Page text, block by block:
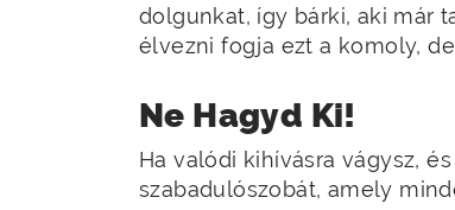
dolgunkat, így bárki, aki már
élvezni fogja ezt a komoly,
Ne Hagyd Ki!
Ha valódi kihívásra vágysz,
szabadulószobát, amely